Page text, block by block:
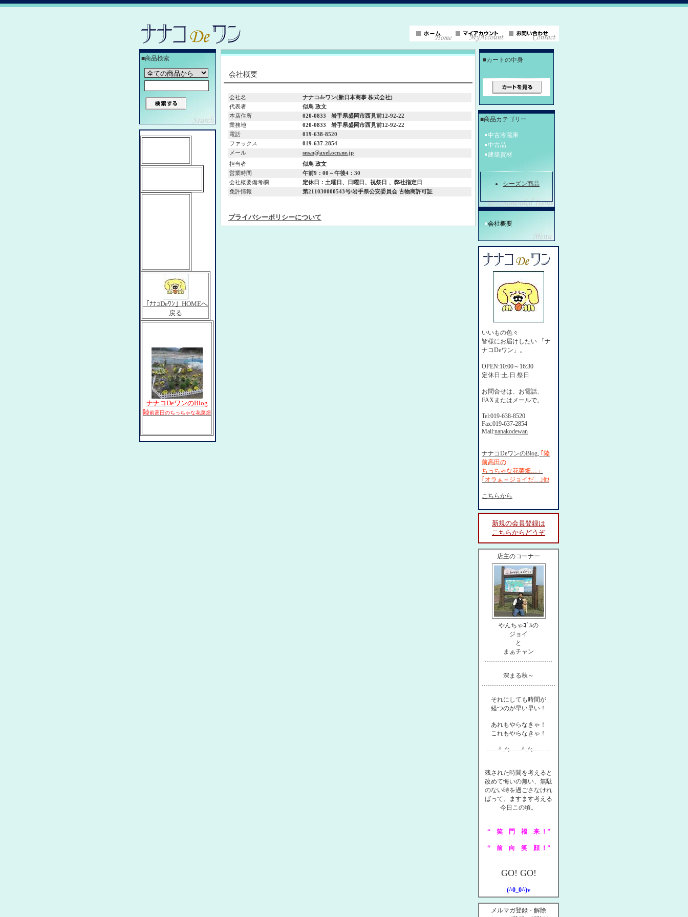
■商品検索
「ﾅﾅｺDeﾜﾝ」HOMEへ
戻る
ナナコDeワンのBlog
陸前高田のちっちゃな花菜畑
会社概要
会社名
ナナコdeワン(新日本商事 株式会社)
代表者
似鳥 政文
本店住所
020-0833
岩手県盛岡市西見前12-92-22
業務地
020-0833
岩手県盛岡市西見前12-92-22
電話
019-638-8520
ファックス
019-637-2854
メール
sns.n@axel.ocn.ne.jp
担当者
似鳥 政文
営業時間
午前9：00～午後4：30
会社概要備考欄
定休日：土曜日、日曜日、祝祭日 、弊社指定日
免許情報
第211030000543号/岩手県公安委員会 古物商許可証
プライバシーポリシーについて
■カートの中身
■商品カテゴリー
中古冷蔵庫
中古品
建築資材
シーズン商品
会社概要
いいもの色々
皆様にお届けしたい 「ナ
ナコDeワン」。
OPEN:10:00～16:30
定休日:土.日.祭日
お問合せは、お電話、
FAXまたはメールで。
Tel:019-638-8520
Fax:019-637-2854
Mail:nanakodewan
ナナコDeワンのBlog, ｢陸
前高田の
ちっちゃな花菜畑…」
｢オラぁ～ジョイだ…｣他
こちらから
新規の会員登録は
こちらからどうぞ
店主のコーナー
やんちゃｺﾞﾙの
ジョイ
と
まぁチャン
……………………………
深まる秋～
………………………………
それにしても時間が
経つのが早い早い！
あれもやらなきゃ！
これもやらなきゃ！
……^_^;……^_^;………
残された時間を考えると
改めて悔いの無い、無駄
のない時を過ごさなけれ
ばって、ますます考える
今日この頃。
“ 笑 門 福 来 ！”
“ 前 向 笑 顔 ！”
GO! GO!
(^0_0^)v
メルマガ登録・解除